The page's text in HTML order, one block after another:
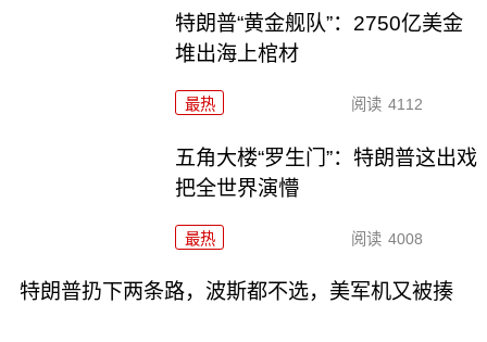
特朗普“黄金舰队”：2750亿美金
堆出海上棺材
最热 阅读 4112
五角大楼“罗生门”：特朗普这出戏
把全世界演懵
最热 阅读 4008
特朗普扔下两条路，波斯都不选，美军机又被揍